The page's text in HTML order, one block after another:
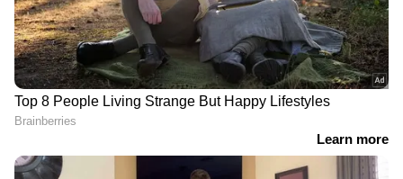
കരുമാലൂർ തട്ടാംപടി സ്വദേശി
അനിൽകുമാറിനെയാണ് കബളിപ്പിക്കാൻ
ശ്രമിച്ചത്. രണ്ട് ദിവസം മുമ്പാണ് അനിൽകുമാർ
ഓൺലൈനായി 2200 രൂപയുടെ വാച്ച് ഓർഡർ
ചെയ്തത്. പൊതിക്ക് അസാധാരണമായ ഭാരം
തോന്നിയതിനാൽ സാധനം കൊണ്ടുവന്നവരുടെ
മുന്നിൽവെച്ച് തന്നെ അനിൽകുമാർ പേക്കറ്റ്